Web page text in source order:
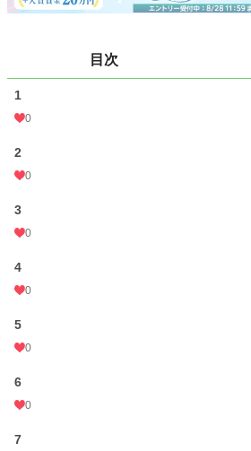
お気に入り 57
36,397
更新日時
年間ポイント
目次
1
0
2
0
3
0
4
0
5
0
6
0
7